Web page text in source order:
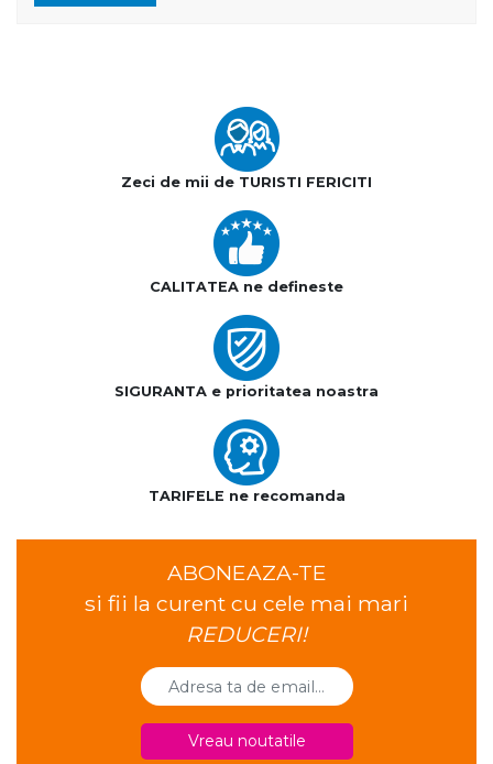
Zeci de mii de TURISTI FERICITI
CALITATEA ne defineste
SIGURANTA e prioritatea noastra
TARIFELE ne recomanda
ABONEAZA-TE
si fii la curent cu cele mai mari
REDUCERI!
Vreau noutatile